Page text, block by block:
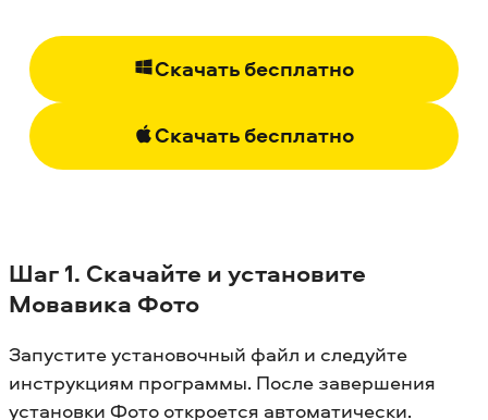
Скачать бесплатно
Скачать бесплатно
Шаг 1. Скачайте и установите
Мовавика Фото
Запустите установочный файл и следуйте
инструкциям программы. После завершения
установки Фото откроется автоматически.